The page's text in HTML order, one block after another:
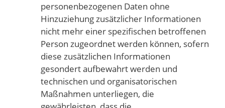
personenbezogenen Daten ohne
Hinzuziehung zusätzlicher Informationen
nicht mehr einer spezifischen betroffenen
Person zugeordnet werden können, sofern
diese zusätzlichen Informationen
gesondert aufbewahrt werden und
technischen und organisatorischen
Maßnahmen unterliegen, die